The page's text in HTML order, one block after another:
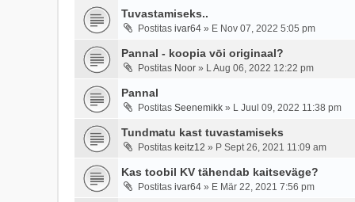
Tuvastamiseks..
Postitas ivar64 » E Nov 07, 2022 5:05 pm
Pannal - koopia vōi originaal?
Postitas Noor » L Aug 06, 2022 12:22 pm
Pannal
Postitas Seenemikk » L Juul 09, 2022 11:38 pm
Tundmatu kast tuvastamiseks
Postitas keitz12 » P Sept 26, 2021 11:09 am
Kas toobil KV tähendab kaitseväge?
Postitas ivar64 » E Mär 22, 2021 7:56 pm